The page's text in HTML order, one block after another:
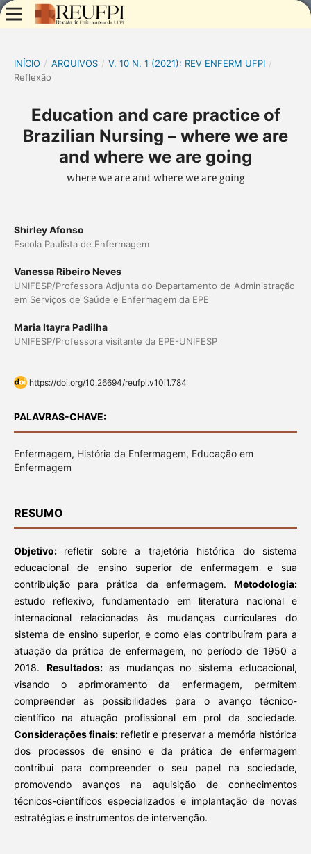
INÍCIO / ARQUIVOS / V. 10 N. 1 (2021): REV ENFERM UFPI /
Reflexão
Education and care practice of
Brazilian Nursing – where we are
and where we are going
where we are and where we are going
Shirley Afonso
Escola Paulista de Enfermagem
Vanessa Ribeiro Neves
UNIFESP/Professora Adjunta do Departamento de Administração
em Serviços de Saúde e Enfermagem da EPE
Maria Itayra Padilha
UNIFESP/Professora visitante da EPE-UNIFESP
https://doi.org/10.26694/reufpi.v10i1.784
PALAVRAS-CHAVE:
Enfermagem, História da Enfermagem, Educação em
Enfermagem
RESUMO
Objetivo: refletir sobre a trajetória histórica do sistema
educacional de ensino superior de enfermagem e sua
contribuição para prática da enfermagem.Metodologia:
estudo reflexivo, fundamentado em literatura nacional e
internacional relacionadas às mudanças curriculares do
sistema de ensino superior, e como elas contribuíram para a
atuação da prática de enfermagem, no período de 1950 a
2018. Resultados: as mudanças no sistema educacional,
visando o aprimoramento da enfermagem, permitem
compreender as possibilidades para o avanço técnico-
científico na atuação profissional em prol da sociedade.
Considerações finais: refletir e preservar a memória histórica
dos processos de ensino e da prática de enfermagem
contribui para compreender o seu papel na sociedade,
promovendo avanços na aquisição de conhecimentos
técnicos-científicos especializados e implantação de novas
estratégias e instrumentos de intervenção.